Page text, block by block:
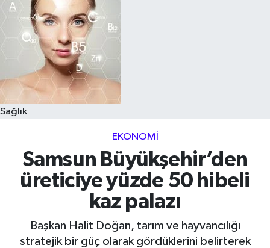
Sağlık
EKONOMI
Samsun Büyükşehir’den
üreticiye yüzde 50 hibeli
kaz palazı
Başkan Halit Doğan, tarım ve hayvancılığı
stratejik bir güç olarak gördüklerini belirterek